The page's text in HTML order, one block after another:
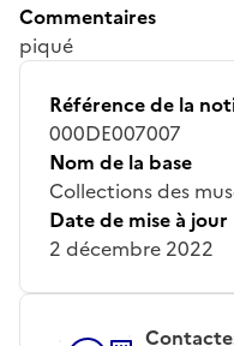
Commentaires
piqué
Référence de la
000DE007007
Nom de la base
Collections des
Date de mise à jour
2 décembre 2022